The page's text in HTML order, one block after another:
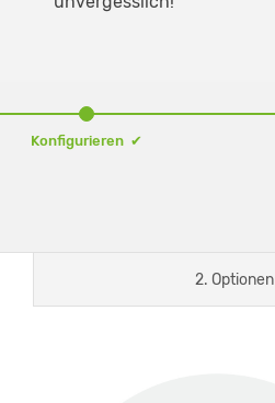
Konfigurieren ✔
2. Optionen